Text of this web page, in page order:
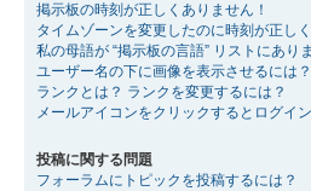
掲示板の時刻が正しくありません！
タイムゾーンを変更したのに時刻が正し
私の母語が “掲示板の言語” リストにあり
ユーザー名の下に画像を表示させるには？
ランクとは？ ランクを変更するには？
メールアイコンをクリックするとログイ
投稿に関する問題
フォーラムにトピックを投稿するには？